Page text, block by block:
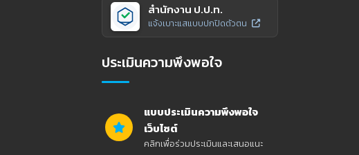
สำนักงาน ป.ป.ท.
แจ้งเบาะแสแบบปกปิดตัวตน
ประเมินความพึงพอใจ
แบบประเมินความพึงพอใจ
เว็บไซต์
คลิกเพื่อร่วมประเมินและเสนอแนะ